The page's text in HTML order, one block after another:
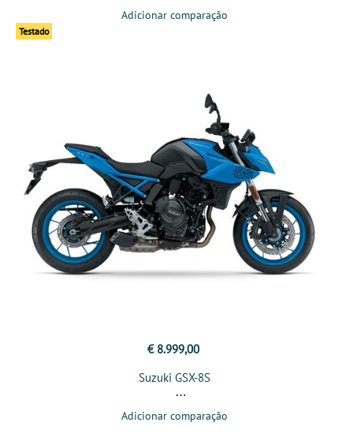
Adicionar comparação
Testado
€ 8.999,00
Suzuki GSX-8S
Adicionar comparação